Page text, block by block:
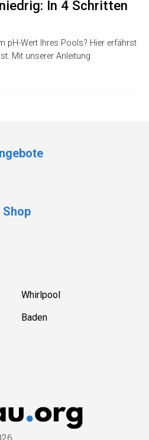
In 4 Schritten
pH-Wert Ihres Pools? Hier erfährst
Mit unserer Anleitung
Shop
Whirlpool
Baden